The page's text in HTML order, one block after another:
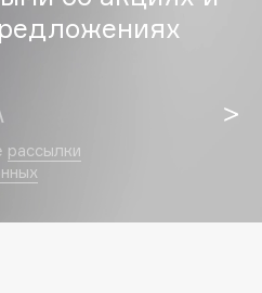
рассылки